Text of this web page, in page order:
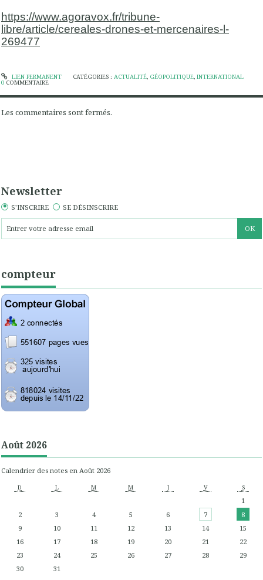
https://www.agoravox.fr/tribune-
libre/article/cereales-drones-et-mercenaires-l-
269477
LIEN PERMANENT CATÉGORIES : ACTUALITÉ, GÉOPOLITIQUE, INTERNATIONAL
0 COMMENTAIRE
Les commentaires sont fermés.
Newsletter
S'INSCRIRE SE DÉSINSCRIRE
compteur
Août 2026
Calendrier des notes en Août 2026
D L M M J V S
1
2
3 4 5 6 7
8
9
10 11 12 13 14
15
16
17 18 19 20 21
22
23
24 25 26 27 28
29
30
31